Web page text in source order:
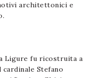
architettonici e
Ligure fu ricostruita a
Stefano